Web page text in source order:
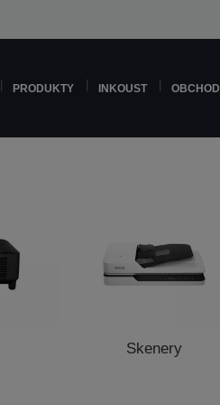
PRODUKTY INKOUST OBCHOD
Skenery